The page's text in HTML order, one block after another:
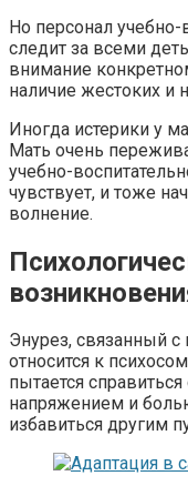
Но персонал
следит за всеми
внимание
наличие жестоких и
Иногда истерики у
Мать очень
учебно-
чувствует, и тоже
волнение.
Энурез, связанный с
относится к
пытается
напряжением и
избавиться другим